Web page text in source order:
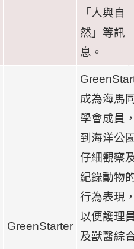
「人與自
然」等訊
息。
GreenStarter
成為海馬
學會成員
到海洋公
仔細觀察
紀錄動物
行為表現
以便護理
及獸醫綜